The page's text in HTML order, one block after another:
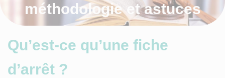
méthodologie et astuces
Qu’est-ce qu’une fiche
d’arrêt ?